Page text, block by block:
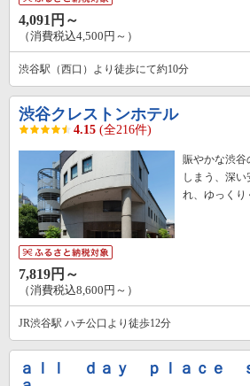
4,091円～
（消費税込4,500円～）
渋谷駅（西口）より徒歩にて約10分
渋谷クレストンホテル
4.15 (全216件)
賑やかな渋谷
しまう、深い
れ、ゆっくり
7,819円～
（消費税込8,600円～）
JR渋谷駅 ハチ公口より徒歩12分
ａｌｌ ｄａｙ ｐｌａｃｅ